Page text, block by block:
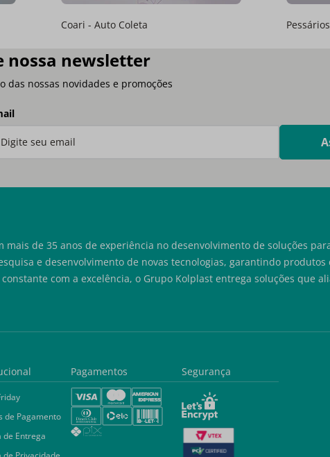
Coari - Auto Coleta Pessários
nossa newsletter
das nossas novidades e promoções
de 35 anos de experiência no desenvolvimento de soluções
e desenvolvimento de novas tecnologias, garantindo
com a excelência, o Grupo Kolplast entrega soluções que
de Pagamento
de Entrega
Pagamentos Segurança